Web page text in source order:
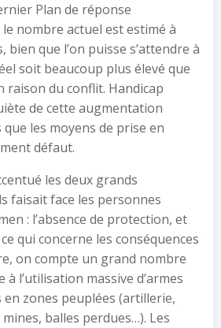
Plan de réponse
nombre actuel est estimé à
bien que l’on puisse s’attendre à
soit beaucoup plus élevé que
raison du conflit. Handicap
de cette augmentation
les moyens de prise en
défaut.
les deux grands
faisait face les personnes
: l’absence de protection, et
qui concerne les conséquences
on compte un grand nombre
à l’utilisation massive d’armes
zones peuplées (artillerie,
balles perdues…). Les